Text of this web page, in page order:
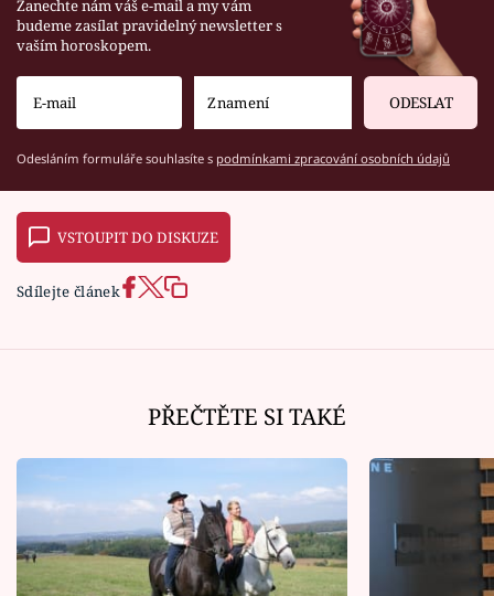
Zanechte nám váš e-mail a my vám
budeme zasílat pravidelný newsletter s
vaším horoskopem.
ODESLAT
Odesláním formuláře souhlasíte s podmínkami zpracování osobních údajů
VSTOUPIT DO DISKUZE
Sdílejte článek
PŘEČTĚTE SI TAKÉ